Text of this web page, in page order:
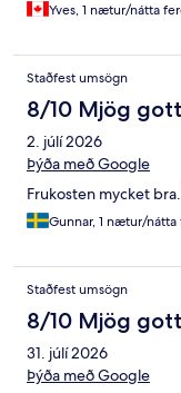
Yves, 1 nætur/nátta
Staðfest umsögn
8/10 Mjög gott
2. júlí 2026
Þýða með Google
Frukosten mycket
Gunnar, 1 nætur/nátta
Staðfest umsögn
8/10 Mjög gott
31. júlí 2026
Þýða með Google